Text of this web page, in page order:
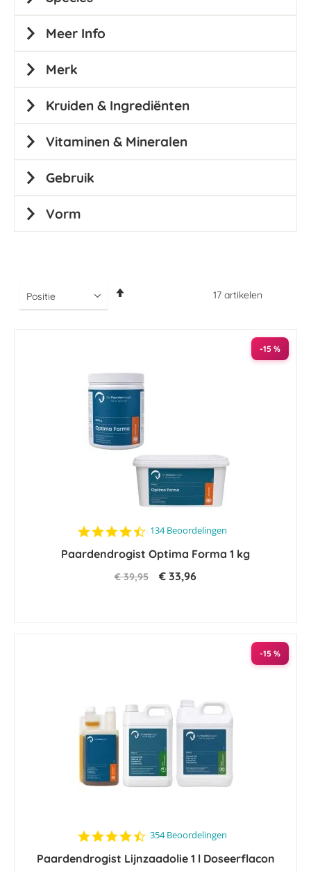
17 artikelen
-15 %
4.5
rating
134 Beoordelingen
Paardendrogist Optima Forma 1 kg
€ 39,95 € 33,96
-15 %
4.6
rating
354 Beoordelingen
Paardendrogist Lijnzaadolie 1 l Doseerflacon
Meer Info
Merk
Kruiden & Ingrediënten
Vitaminen & Mineralen
Gebruik
Vorm